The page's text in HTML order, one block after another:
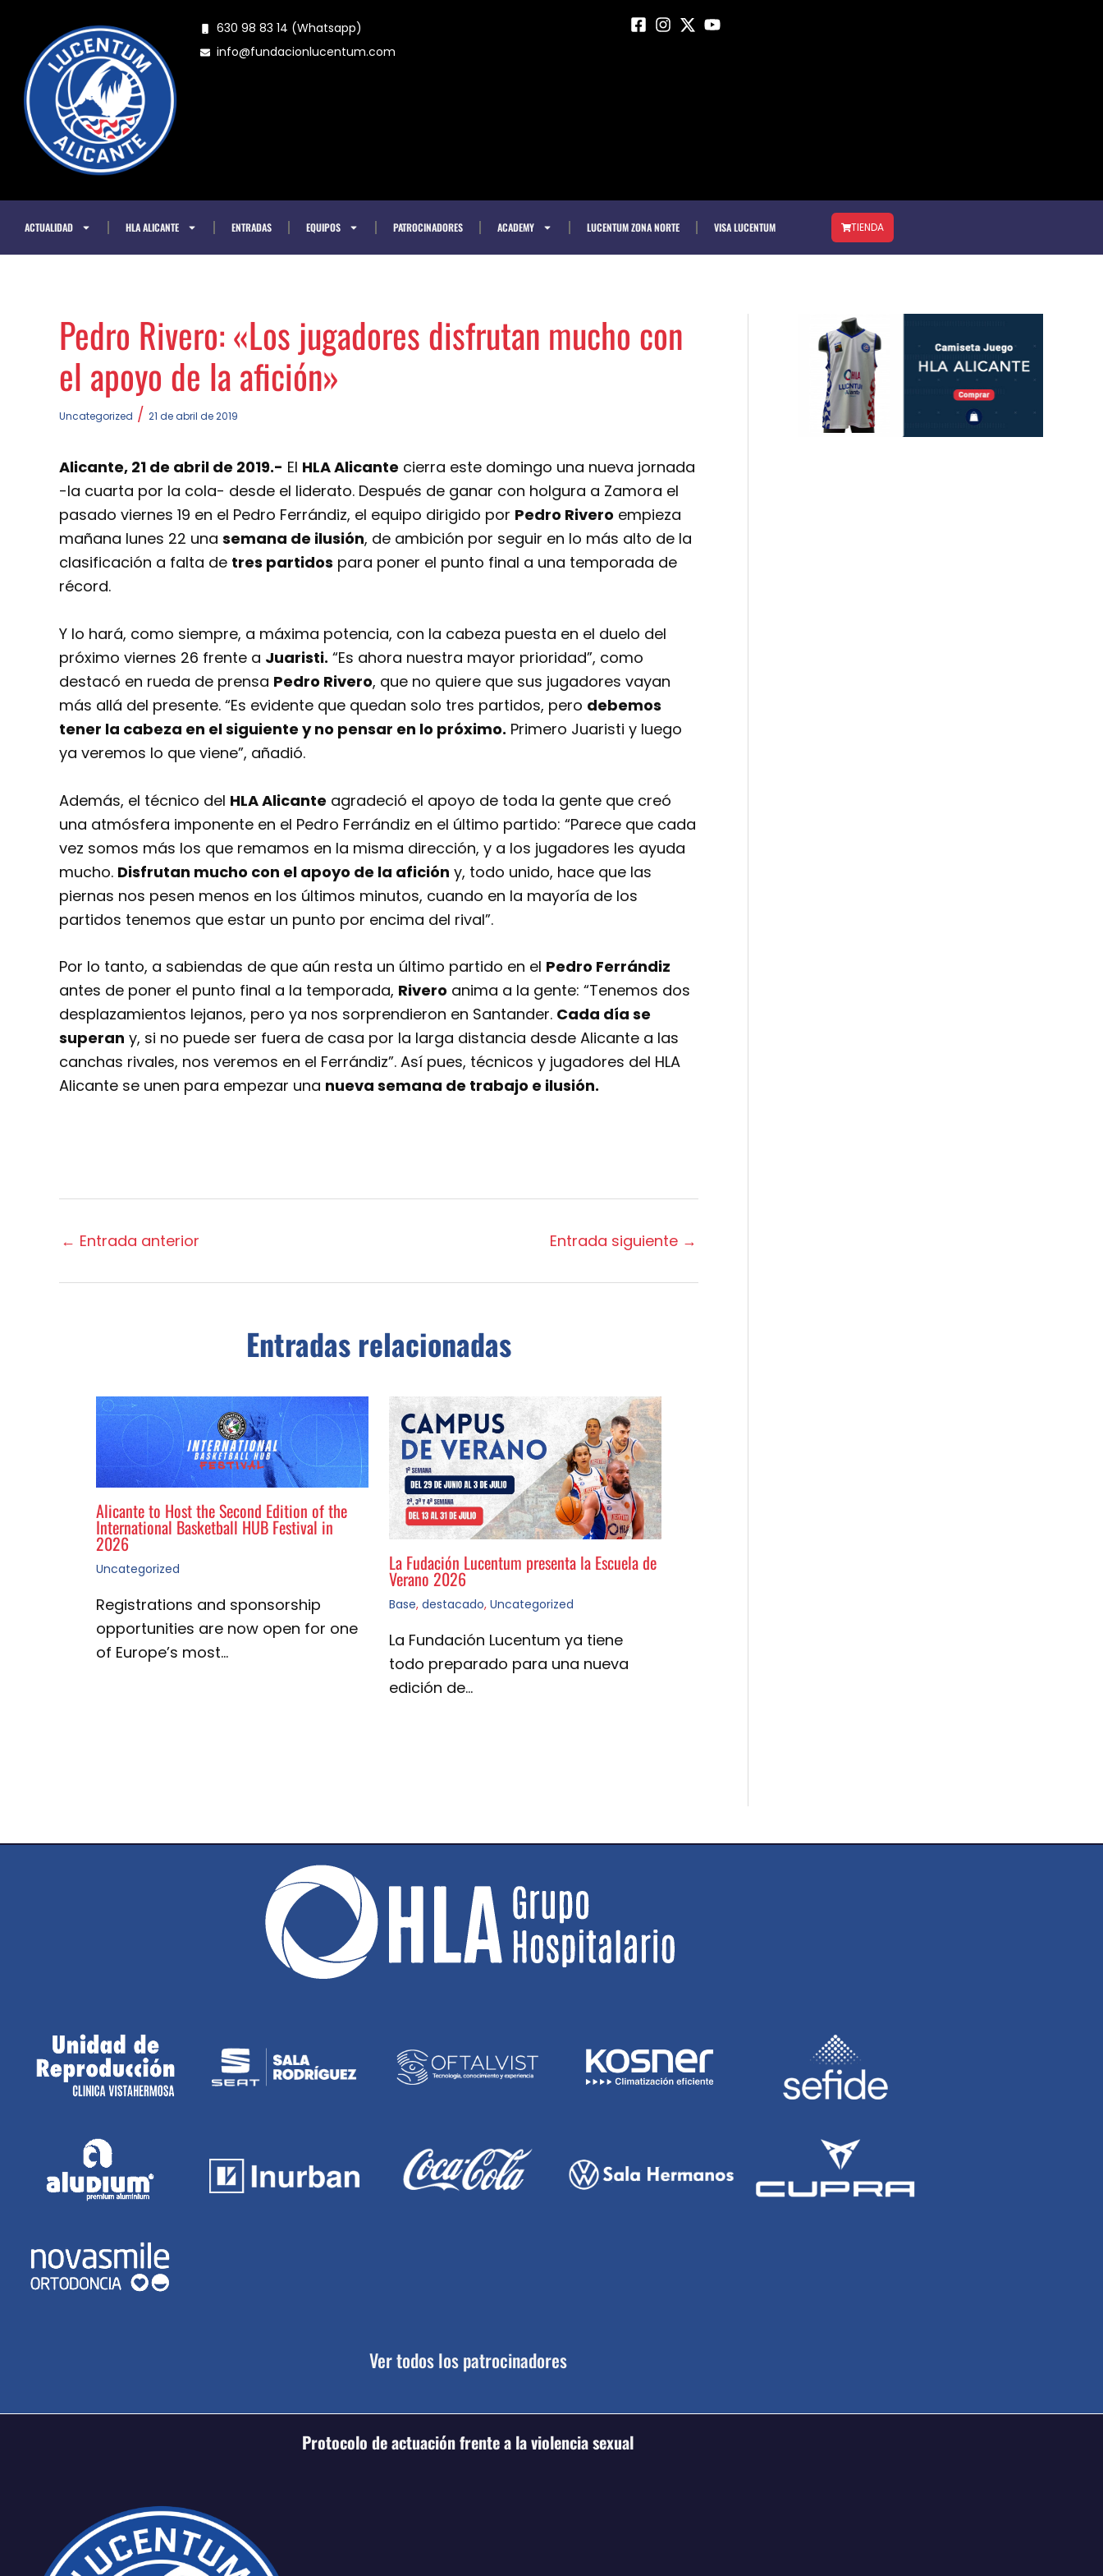
contenido
630 98 83 14 (Whatsapp)
info@fundacionlucentum.com
ACTUALIDAD HLA ALICANTE ENTRADAS EQUIPOS PATROCINADORES ACADEMY LUCENTUM ZONA NORTE VISA LUCENTUM TIENDA
Pedro Rivero: «Los jugadores disfrutan mucho con
el apoyo de la afición»
Uncategorized / 21 de abril de 2019
Alicante, 21 de abril de 2019.- El HLA Alicante cierra este domingo una nueva jornada
-la cuarta por la cola- desde el liderato. Después de ganar con holgura a Zamora el
pasado viernes 19 en el Pedro Ferrándiz, el equipo dirigido por Pedro Rivero empieza
mañana lunes 22 una semana de ilusión, de ambición por seguir en lo más alto de la
clasificación a falta de tres partidos para poner el punto final a una temporada de
récord.
Y lo hará, como siempre, a máxima potencia, con la cabeza puesta en el duelo del
próximo viernes 26 frente a Juaristi. “Es ahora nuestra mayor prioridad”, como
destacó en rueda de prensa Pedro Rivero, que no quiere que sus jugadores vayan
más allá del presente. “Es evidente que quedan solo tres partidos, pero debemos
tener la cabeza en el siguiente y no pensar en lo próximo. Primero Juaristi y luego
ya veremos lo que viene”, añadió.
Además, el técnico del HLA Alicante agradeció el apoyo de toda la gente que creó
una atmósfera imponente en el Pedro Ferrándiz en el último partido: “Parece que cada
vez somos más los que remamos en la misma dirección, y a los jugadores les ayuda
mucho. Disfrutan mucho con el apoyo de la afición y, todo unido, hace que las
piernas nos pesen menos en los últimos minutos, cuando en la mayoría de los
partidos tenemos que estar un punto por encima del rival”.
Por lo tanto, a sabiendas de que aún resta un último partido en el Pedro Ferrándiz
antes de poner el punto final a la temporada, Rivero anima a la gente: “Tenemos dos
desplazamientos lejanos, pero ya nos sorprendieron en Santander. Cada día se
superan y, si no puede ser fuera de casa por la larga distancia desde Alicante a las
canchas rivales, nos veremos en el Ferrándiz”. Así pues, técnicos y jugadores del HLA
Alicante se unen para empezar una nueva semana de trabajo e ilusión.
← Entrada anterior Entrada siguiente →
Entradas relacionadas
Alicante to Host the Second Edition of the
International Basketball HUB Festival in
2026
Uncategorized
Registrations and sponsorship
opportunities are now open for one
of Europe’s most…
La Fudación Lucentum presenta la Escuela de
Verano 2026
Base, destacado, Uncategorized
La Fundación Lucentum ya tiene
todo preparado para una nueva
edición de…
Ver todos los patrocinadores
Protocolo de actuación frente a la violencia sexual